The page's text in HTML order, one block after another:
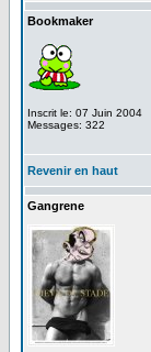
Bookmaker
Inscrit le: 07 Juin 2004
Messages: 322
Revenir en haut
Gangrene